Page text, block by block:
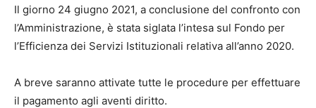
Il giorno 24 giugno 2021, a conclusione del confronto con
l’Amministrazione, è stata siglata l’intesa sul Fondo per
l’Efficienza dei Servizi Istituzionali relativa all’anno 2020.
A breve saranno attivate tutte le procedure per effettuare
il pagamento agli aventi diritto.